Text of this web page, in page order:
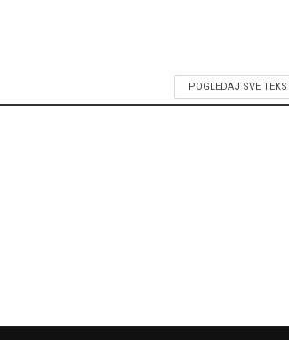
POGLEDAJ SVE